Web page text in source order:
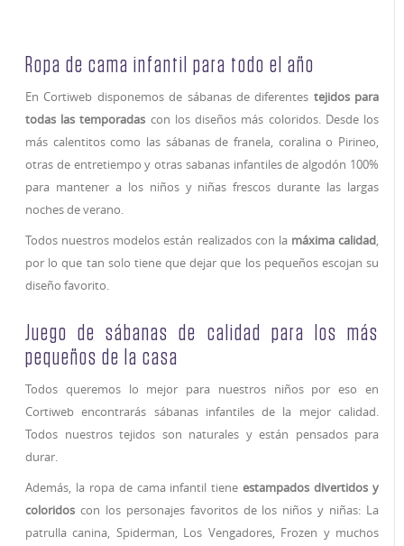
Ropa de cama infantil para todo el año
En Cortiweb disponemos de sábanas de diferentes tejidos para
todas las temporadas con los diseños más coloridos. Desde los
más calentitos como las sábanas de franela, coralina o Pirineo,
otras de entretiempo y otras sabanas infantiles de algodón 100%
para mantener a los niños y niñas frescos durante las largas
noches de verano.
Todos nuestros modelos están realizados con la máxima calidad,
por lo que tan solo tiene que dejar que los pequeños escojan su
diseño favorito.
Juego de sábanas de calidad para los más
pequeños de la casa
Todos queremos lo mejor para nuestros niños por eso en
Cortiweb encontrarás sábanas infantiles de la mejor calidad.
Todos nuestros tejidos son naturales y están pensados para
durar.
Además, la ropa de cama infantil tieneestampados divertidos y
coloridos con los personajes favoritos de los niños y niñas: La
patrulla canina, Spiderman, Los Vengadores, Frozen y muchos